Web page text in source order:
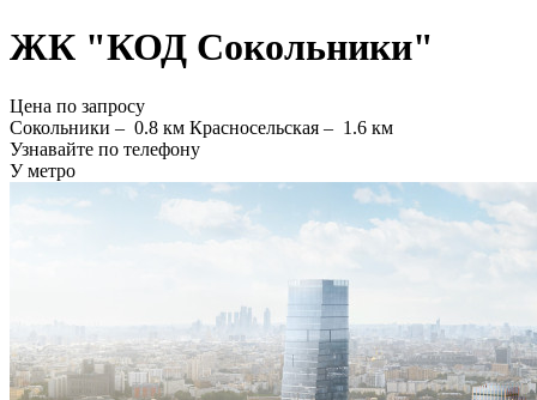
ЖК "КОД Сокольники"
Цена по запросу
Сокольники – 0.8 км Красносельская – 1.6 км
Узнавайте по телефону
У метро